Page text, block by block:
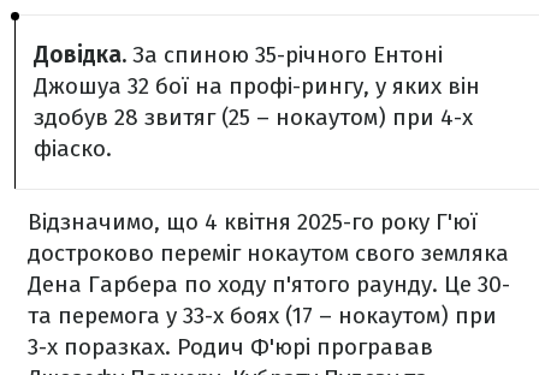
Довідка. За спиною 35-річного Ентоні
Джошуа 32 бої на профі-рингу, у яких він
здобув 28 звитяг (25 – нокаутом) при 4-х
фіаско.
Відзначимо, що 4 квітня 2025-го року Г'юї
достроково переміг нокаутом свого земляка
Дена Гарбера по ходу п'ятого раунду. Це 30-
та перемога у 33-х боях (17 – нокаутом) при
3-х поразках. Родич Ф'юрі програвав